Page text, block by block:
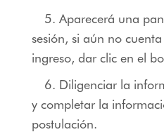
5. Aparecerá una
sesión, si aún no
ingreso, dar clic en el
6. Diligenciar la
y completar la
postulación.